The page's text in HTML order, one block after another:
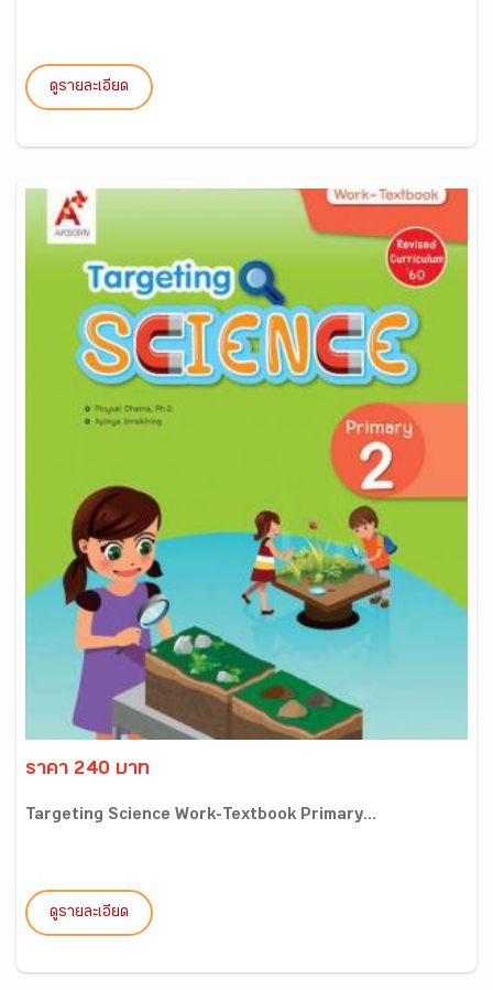
ดูรายละเอียด
ราคา 240 บาท
Targeting Science Work-Textbook Primary...
ดูรายละเอียด